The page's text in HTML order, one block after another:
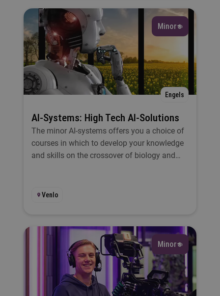
Minor
Engels
AI-Systems: High Tech AI-Solutions
The minor AI-systems offers you a choice of
courses in which to develop your knowledge
and skills on the crossover of biology and
Venlo
Minor